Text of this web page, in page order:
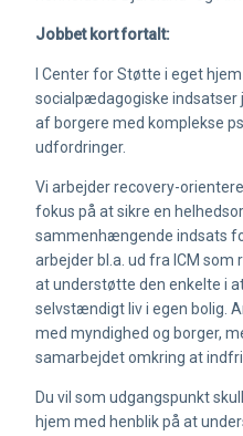
Jobbet kort fortalt:
I Center for Støtte i eget
socialpædagogiske indsatser
af borgere med komplekse
udfordringer.
Vi arbejder recovery-
fokus på at sikre en
sammenhængende indsats
arbejder bl.a. ud fra ICM
at understøtte den enkelte i
selvstændigt liv i egen bolig.
med myndighed og borger,
samarbejdet omkring at
Du vil som udgangspunkt
hjem med henblik på at